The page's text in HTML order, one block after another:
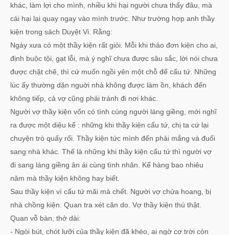
khác, làm lợi cho mình, nhiều khi hại người chưa thấy đâu, mà
cái hại lại quay ngay vào mình trước. Như trường hợp anh thầy
kiện trong sách Duyệt Vi. Rằng:
Ngày xưa có một thầy kiện rất giỏi. Mỗi khi thảo đơn kiện cho ai,
định buộc tội, gạt lỗi, mà ý nghĩ chưa được sâu sắc, lời nói chưa
được chặt chẽ, thì cứ muốn ngồi yên một chỗ để cấu tứ. Những
lúc ấy thường dặn nguời nhà không được làm ồn, khách đến
không tiếp, cả vợ cũng phải tránh đi nơi khác.
Người vợ thầy kiện vốn có tình cùng người láng giềng, mới nghĩ
ra được một diệu kế : những khi thầy kiện cấu tứ, chị ta cứ lại
chuyện trò quấy rối. Thầy kiện tức mình đến phải mắng và đuổi
sang nhà khác. Thế là những khi thầy kiện cấu tứ thì người vợ
đi sang láng giềng ân ái cùng tình nhân. Kể hàng bao nhiêu
năm mà thầy kiện không hay biết.
Sau thầy kiện vì cấu tứ mãi mà chết. Người vợ chửa hoang, bị
nhà chồng kiện. Quan tra xét căn do. Vợ thầy kiện thú thật.
Quan vỗ bàn, thở dài:
- Ngòi bút, chót lưỡi của thầy kiện đã khéo, ai ngờ cơ trời còn